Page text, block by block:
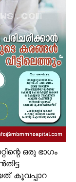
ഒരു ഭാഗം
കൂവപ്പാറ